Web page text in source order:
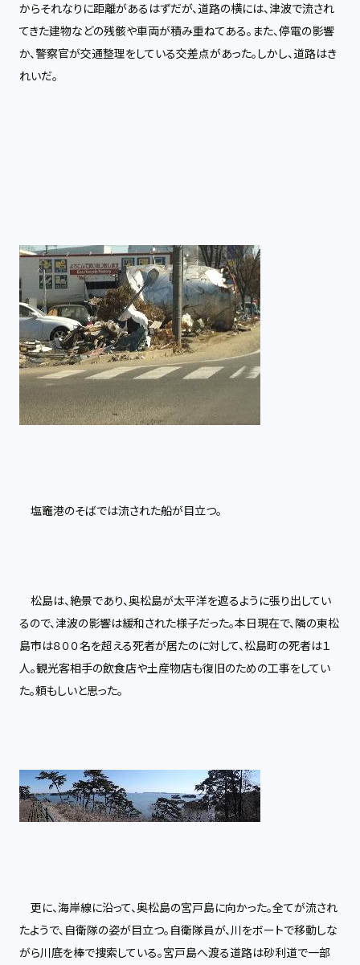
からそれなりに距離があるはずだが、道路の横には、津波で流され
てきた建物などの残骸や車両が積み重ねてある。また、停電の影響
か、警察官が交通整理をしている交差点があった。しかし、道路はき
れいだ。
塩竈港のそばでは流された船が目立つ。
松島は、絶景であり、奥松島が太平洋を遮るように張り出してい
るので、津波の影響は緩和された様子だった。本日現在で、隣の東松
島市は８００名を超える死者が居たのに対して、松島町の死者は１
人。観光客相手の飲食店や土産物店も復旧のための工事をしてい
た。頼もしいと思った。
更に、海岸線に沿って、奥松島の宮戸島に向かった。全てが流され
たようで、自衛隊の姿が目立つ。自衛隊員が、川をボートで移動しな
がら川底を棒で捜索している。宮戸島へ渡る道路は砂利道で一部